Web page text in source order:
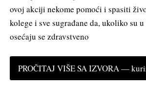
ovoj akciji nekome pomoći i spasiti
kolege i sve sugrađane da, ukoliko su
osećaju se zdravstveno
PROČITAJ VIŠE SA IZVORA —